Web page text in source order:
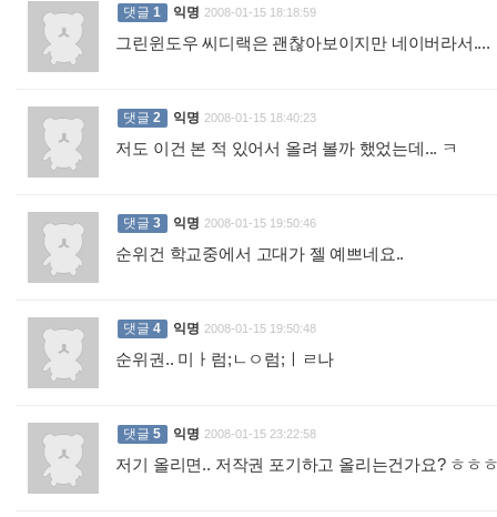
댓글 1 익명 2008-01-15 18:18:59
그린윈도우 씨디랙은 괜찮아보이지만 네이버라서....
댓글 2 익명 2008-01-15 18:40:23
저도 이건 본 적 있어서 올려 볼까 했었는데... ㅋ
댓글 3 익명 2008-01-15 19:50:46
순위건 학교중에서 고대가 젤 예쁘네요..
댓글 4 익명 2008-01-15 19:50:48
순위권.. 미ㅏ럼;ㄴㅇ럼;ㅣㄹ나
댓글 5 익명 2008-01-15 23:22:58
저기 올리면.. 저작권 포기하고 올리는건가요? ㅎㅎ